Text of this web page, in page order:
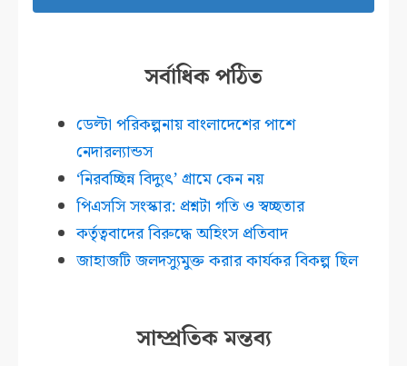
সর্বাধিক পঠিত
ডেল্টা পরিকল্পনায় বাংলাদেশের পাশে
নেদারল্যান্ডস
‘নিরবচ্ছিন্ন বিদ্যুৎ’ গ্রামে কেন নয়
পিএসসি সংস্কার: প্রশ্নটা গতি ও স্বচ্ছতার
কর্তৃত্ববাদের বিরুদ্ধে অহিংস প্রতিবাদ
জাহাজটি জলদস্যুমুক্ত করার কার্যকর বিকল্প ছিল
সাম্প্রতিক মন্তব্য